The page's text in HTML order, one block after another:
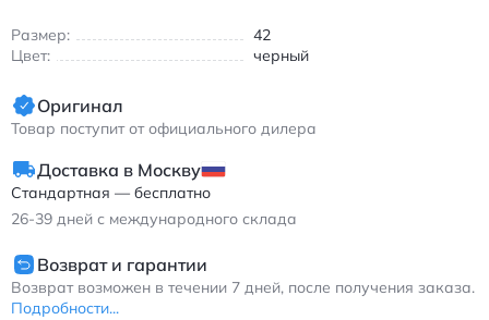
Размер:
42
Цвет:
черный
Оригинал
Товар поступит от официального дилера
Доставка в Москву
Стандартная — бесплатно
26-39 дней с международного склада
Возврат и гарантии
Возврат возможен в течении 7 дней, после получения заказа.
Подробности...